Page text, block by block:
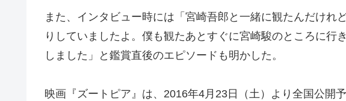
また、インタビュー時には「宮崎吾郎と一緒に観たんだけれ
りしていましたよ。僕も観たあとすぐに宮崎駿のところに行
しました」と鑑賞直後のエピソードも明かした。
映画『ズートピア』は、2016年4月23日（土）より全国公開予